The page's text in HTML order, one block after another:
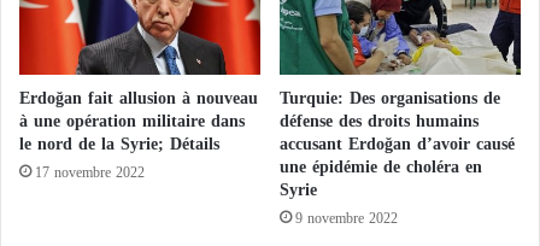
r
q
u
i
e
Erdoğan fait allusion à nouveau
à une opération militaire dans
le nord de la Syrie; Détails
17 novembre 2022
Turquie: Des organisations de
défense des droits humains
accusant Erdoğan d’avoir causé
une épidémie de choléra en
Syrie
9 novembre 2022